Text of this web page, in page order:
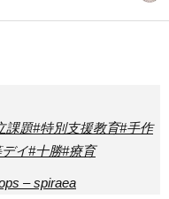
課題#特別支援教育#手作
イ#十勝#療育
– spiraea